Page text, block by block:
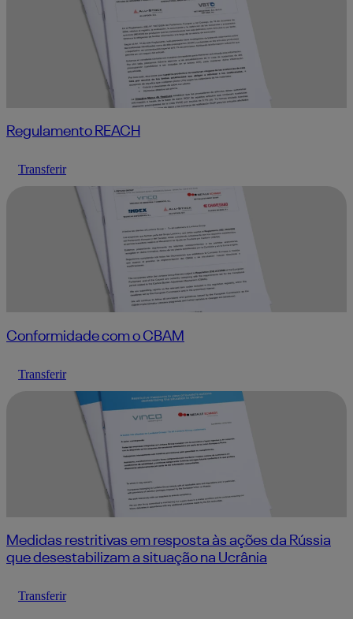
Regulamento REACH
Transferir
Conformidade com o CBAM
Transferir
Medidas restritivas em resposta às ações da Rússia
que desestabilizam a situação na Ucrânia
Transferir